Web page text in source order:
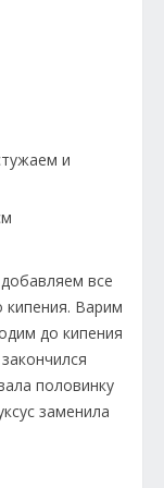
и
все
кипения. Варим
до кипения
половинку
заменила